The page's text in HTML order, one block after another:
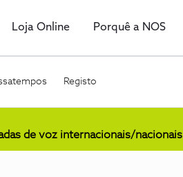
Loja Online Porquê a NOS
Registo
de voz internacionais/nacionais